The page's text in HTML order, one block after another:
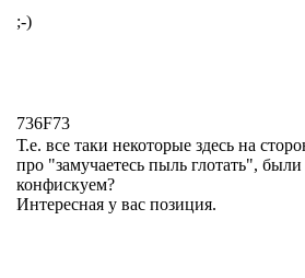
;-)
736F73
Т.е. все таки некоторые здесь на
про "замучаетесь пыль глотать",
конфискуем?
Интересная у вас позиция.